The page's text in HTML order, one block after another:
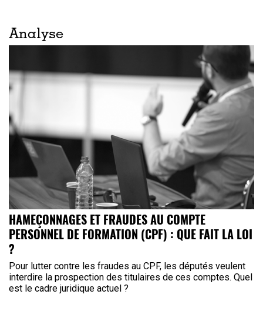
Analyse
HAMEÇONNAGES ET FRAUDES AU COMPTE
PERSONNEL DE FORMATION (CPF) : QUE FAIT LA LOI
?
Pour lutter contre les fraudes au CPF, les députés veulent
interdire la prospection des titulaires de ces comptes. Quel
est le cadre juridique actuel ?